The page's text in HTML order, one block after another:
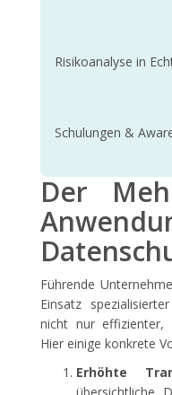
Risikoanalyse in
Schulungen &
Der
Führende
Einsatz
nicht nur effizienter,
Hier einige konkrete
Erhöhte